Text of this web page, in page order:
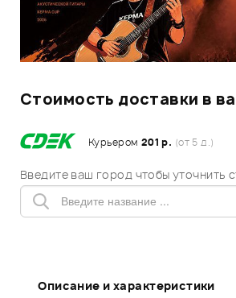
Стоимость доставки в
Курьером 201 р. (от 5 д.)
Введите ваш город чтобы уточнить
Описание и характеристики